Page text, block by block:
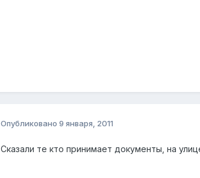
Опубликовано 9 января, 2011
Сказали те кто принимает документы, на